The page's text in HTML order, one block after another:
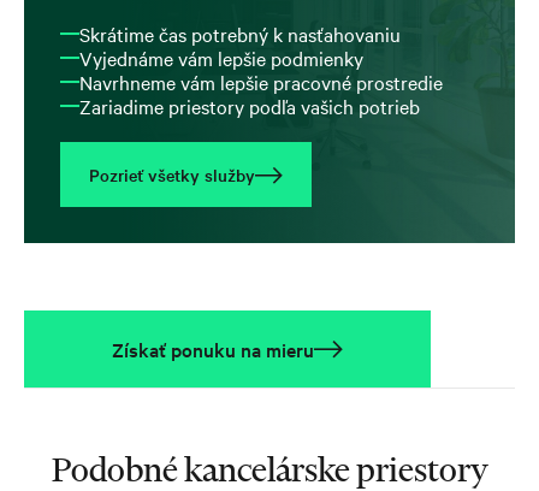
Skrátime čas potrebný k nasťahovaniu
Vyjednáme vám lepšie podmienky
Navrhneme vám lepšie pracovné prostredie
Zariadime priestory podľa vašich potrieb
Pozrieť všetky služby
Získať ponuku na mieru
Podobné kancelárske priestory